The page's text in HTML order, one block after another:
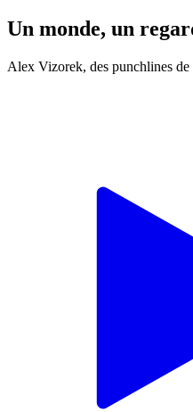
Un monde, un
Alex Vizorek, des punchlines de